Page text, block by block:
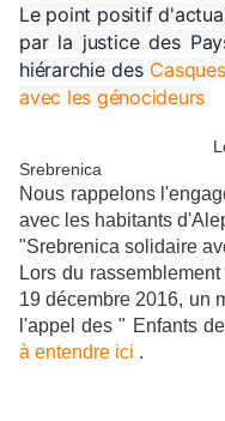
Le point positif
par la justice des
hiérarchie des
avec les génocideurs
Les Casques
Srebrenica
Nous rappelons
avec les habitants
"Srebrenica solidaire
Lors du
19 décembre 2016, un
l'appel des " Enfants
à entendre ici .